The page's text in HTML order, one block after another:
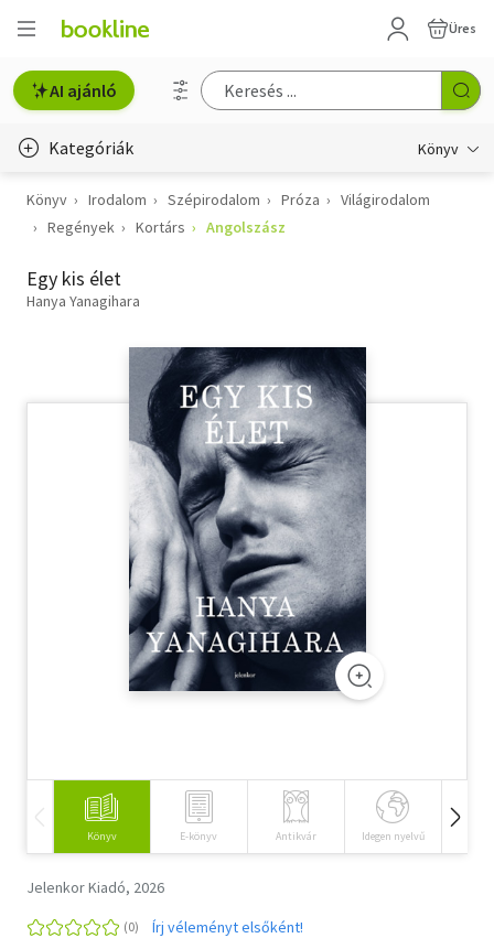
Üres
AI ajánló
Kategóriák Könyv
Életmód, egészség
Gyermek- és ifjúsági
Hobbi, szabadidő
Szótár, nyelvkönyv
Tankönyv, segédkönyv
Társadalomtudomány
Természettudomány
Könyv Irodalom Szépirodalom Próza
Világirodalom
Regények
Kortárs Angolszász
Egy kis élet
Hanya Yanagihara
Könyv E-könyv Antikvár Idegen nyelvű
Jelenkor Kiadó, 2026
Írj véleményt elsőként!